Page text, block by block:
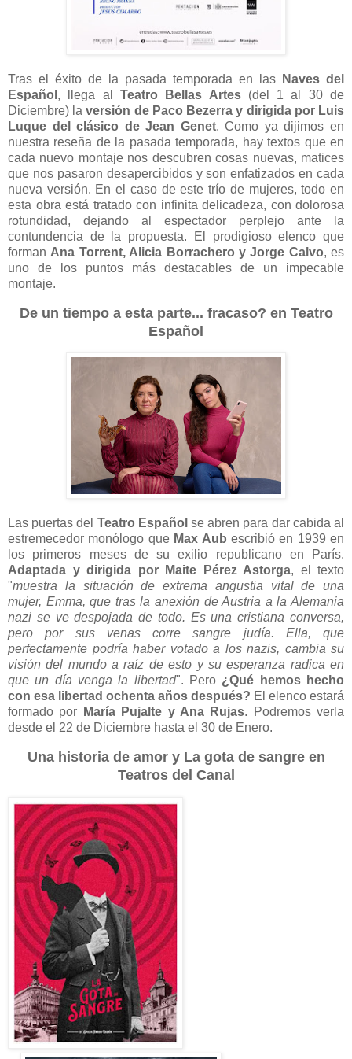
Tras el éxito de la pasada temporada en las
Naves del
Español , llega al Teatro Bellas Artes(del 1 al 30 de
Diciembre) laversión de Paco Bezerra y dirigida por Luis
Luque del clásico de Jean Genet. Como ya dijimos en
nuestra reseña de la pasada temporada, hay textos que en
cada nuevo montaje nos descubren cosas nuevas, matices
que nos pasaron desapercibidos y son enfatizados en cada
nueva versión. En el caso de este trío de mujeres, todo en
esta obra está tratado con infinita delicadeza, con dolorosa
rotundidad, dejando al espectador perplejo ante la
contundencia de la propuesta. El prodigioso elenco que
forman Ana Torrent, Alicia Borrachero y Jorge Calvo, es
uno de los puntos más destacables de un impecable
montaje.
De un tiempo a esta parte... fracaso? en Teatro
Español
Las puertas del Teatro Español se abren para dar cabida al
estremecedor monólogo que Max Aub escribió en 1939 en
los primeros meses de su exilio republicano en París.
Adaptada y dirigida por Maite Pérez Astorga, el texto
"muestra la situación de extrema angustia vital de una
mujer, Emma, que tras la anexión de Austria a la Alemania
nazi se ve despojada de todo. Es una cristiana conversa,
pero por sus venas corre sangre judía. Ella, que
perfectamente podría haber votado a los nazis, cambia su
visión del mundo a raíz de esto y su esperanza radica en
que un día venga la libertad". Pero ¿Qué hemos hecho
con esa libertad ochenta años después? El elenco estará
formado por
María Pujalte y Ana Rujas. Podremos verla
desde el 22 de Diciembre hasta el 30 de Enero.
Una historia de amor y La gota de sangre en
Teatros del Canal